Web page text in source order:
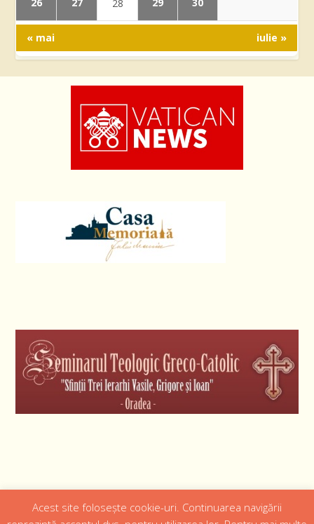
28
« mai iulie »
Designed byWeb Design 4Us Consulting |
Acest site folosește cookie-uri. Continuarea navigării